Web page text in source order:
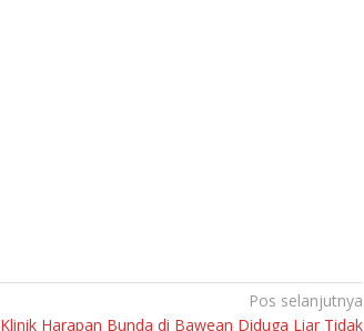
Pos selanjutnya
Klinik Harapan Bunda di Bawean Diduga Liar Tidak